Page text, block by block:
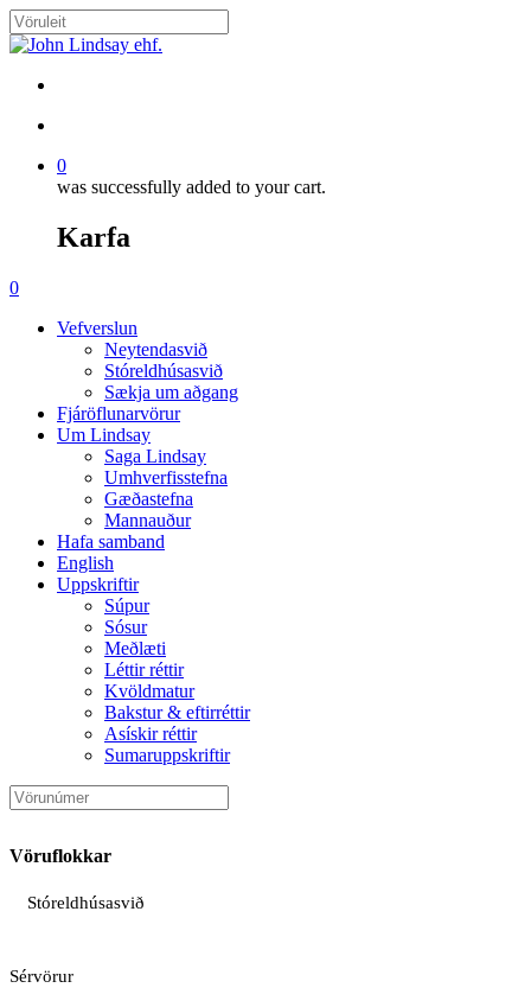
Skip
to
content
Close
0
was successfully added to your cart.
Karfa
Menu
search
account
0
Vefverslun
Neytendasvið
Stóreldhúsasvið
Sækja um aðgang
Fjáröflunarvörur
Um Lindsay
Saga Lindsay
Umhverfisstefna
Gæðastefna
Mannauður
Hafa samband
English
Uppskriftir
Súpur
Sósur
Meðlæti
Léttir réttir
Kvöldmatur
Bakstur & eftirréttir
Asískir réttir
Sumaruppskriftir
Vöruflokkar
Stóreldhúsasvið
Sérvörur